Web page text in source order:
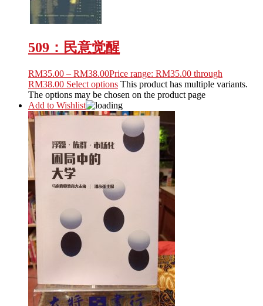
509：民意觉醒
RM35.00 – RM38.00Price range: RM35.00 through
RM38.00 Select options This product has multiple variants.
The options may be chosen on the product page
Add to Wishlist